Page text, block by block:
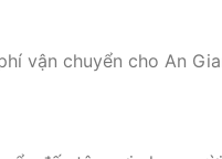
vận chuyển cho An